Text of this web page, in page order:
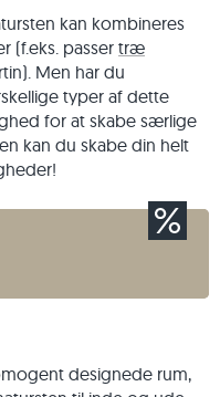
kan kombineres
(f.eks. passer træ
Men har du
typer af dette
for at skabe særlige
kan du skabe din helt
designede rum,